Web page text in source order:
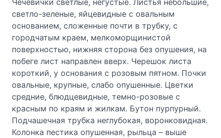
Чечевички светлые, негустые. Листья небольшие,
светло-зеленые, яйцевидные с овальным
основанием, сложенные почти в трубку, с
городчатым краем, мелкоморщинистой
поверхностью, нижняя сторона без опушения, на
побеге лист направлен вверх. Черешок листа
короткий, у основания с розовым пятном. Почки
овальные, крупные, слабо опушенные. Цветки
средние, блюдцевидные, темно-розовые с
красным по краям и жилкам. Бутон пурпурный.
Подчашечная трубка неглубокая, воронковидная.
Колонка пестика опушенная, рыльца – выше